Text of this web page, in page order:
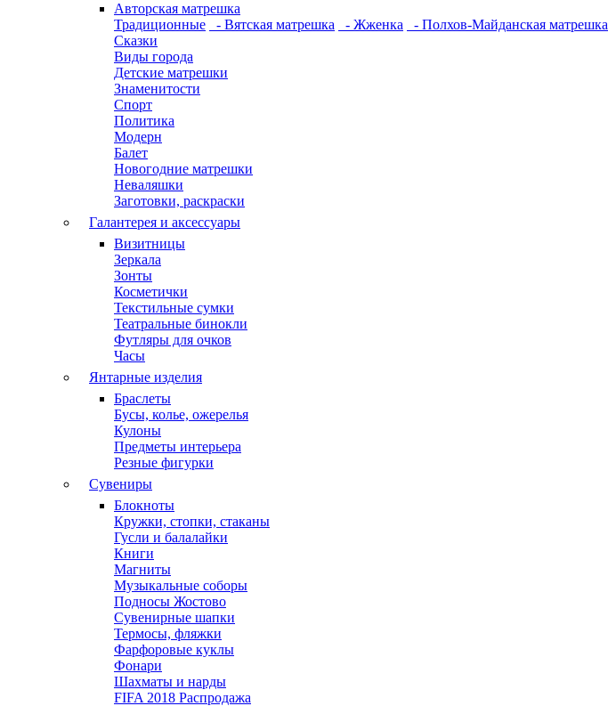
Авторская матрешка
Традиционные
- Вятская матрешка - Жженка - Полхов-Майданская матрешка
Сказки
Виды города
Детские матрешки
Знаменитости
Спорт
Политика
Модерн
Балет
Новогодние матрешки
Неваляшки
Заготовки, раскраски
Галантерея и аксессуары
Визитницы
Зеркала
Зонты
Косметички
Текстильные сумки
Театральные бинокли
Футляры для очков
Часы
Янтарные изделия
Браслеты
Бусы, колье, ожерелья
Кулоны
Предметы интерьера
Резные фигурки
Сувениры
Блокноты
Кружки, стопки, стаканы
Гусли и балалайки
Книги
Магниты
Музыкальные соборы
Подносы Жостово
Сувенирные шапки
Термосы, фляжки
Фарфоровые куклы
Фонари
Шахматы и нарды
FIFA 2018 Распродажа